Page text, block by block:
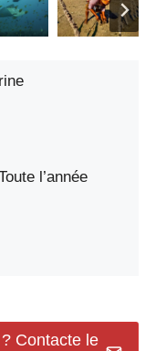
l’année
Contacte le